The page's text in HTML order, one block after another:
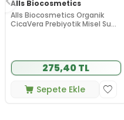
Alls Biocosmetics
Alls Biocosmetics Organik
CicaVera Prebiyotik Misel Su
275,40 TL
Sepete Ekle